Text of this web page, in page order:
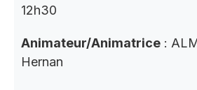
12h30
Animateur/Animatrice :
Hernan